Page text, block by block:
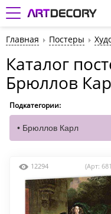
Главная Постеры
Каталог
Брюллов
Подкатегории:
12294 (Арт: